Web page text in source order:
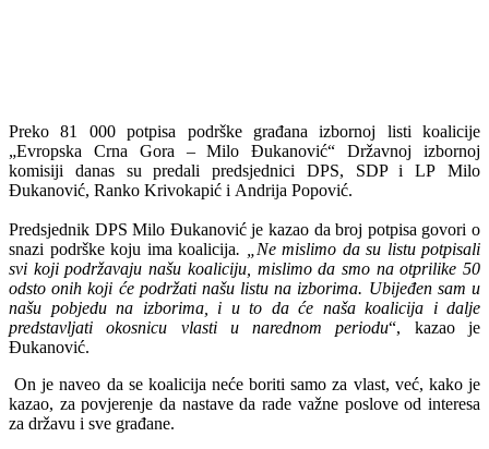
Preko 81 000 potpisa podrške građana izbornoj listi koalicije
„Evropska Crna Gora – Milo Đukanović“ Državnoj izbornoj
komisiji danas su predali predsjednici DPS, SDP i LP Milo
Đukanović, Ranko Krivokapić i Andrija Popović.
Predsjednik DPS Milo Đukanović je kazao da broj potpisa govori o
snazi podrške koju ima koalicija. „Ne mislimo da su listu potpisali
svi koji podržavaju našu koaliciju, mislimo da smo na otprilike 50
odsto onih koji će podržati našu listu na izborima. Ubijeđen sam u
našu pobjedu na izborima, i u to da će naša koalicija i dalje
predstavljati okosnicu vlasti u narednom periodu“, kazao je
Đukanović.
On je naveo da se koalicija neće boriti samo za vlast, već, kako je
kazao, za povjerenje da nastave da rade važne poslove od interesa
za državu i sve građane.